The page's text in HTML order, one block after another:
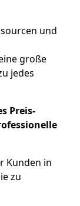
und
große
jedes
Preis-
Kunden in
zu